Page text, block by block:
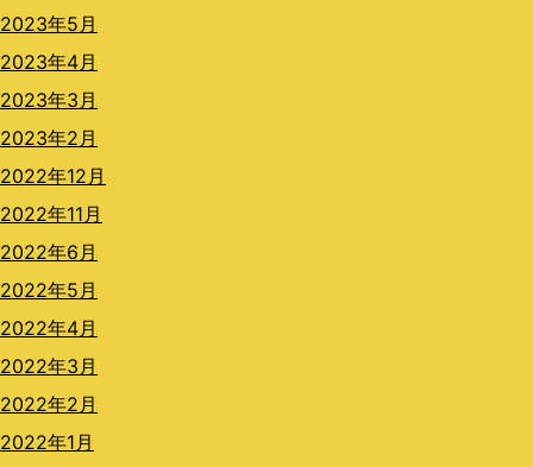
2023年5月
2023年4月
2023年3月
2023年2月
2022年12月
2022年11月
2022年6月
2022年5月
2022年4月
2022年3月
2022年2月
2022年1月